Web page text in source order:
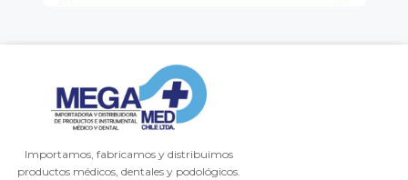
Importamos, fabricamos y distribuimos
productos médicos, dentales y podológicos.